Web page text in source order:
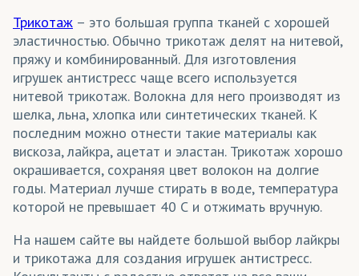
Столовый текстиль (скатерти)
Сувениры
Уличные конструкции
Флаги уличные
Флажки
Форма для регби
Хоккейная форма
Трикотаж – это большая группа тканей с хорошей
эластичностью. Обычно трикотаж делят на нитевой,
пряжу и комбинированный. Для изготовления
игрушек антистресс чаще всего используется
нитевой трикотаж. Волокна для него производят из
шелка, льна, хлопка или синтетических тканей. К
последним можно отнести такие материалы как
вискоза, лайкра, ацетат и эластан. Трикотаж хорошо
окрашивается, сохраняя цвет волокон на долгие
годы. Материал лучше стирать в воде, температура
которой не превышает 40 С и отжимать вручную.
На нашем сайте вы найдете большой выбор лайкры
и трикотажа для создания игрушек антистресс.